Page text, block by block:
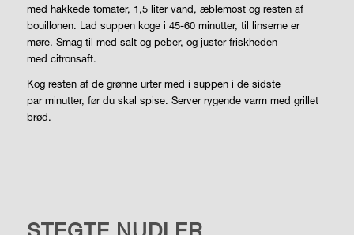
med hakkede tomater, 1,5 liter vand, æblemost og resten af
bouillonen. Lad suppen koge i 45-60 minutter, til linserne er
møre. Smag til med salt og peber, og juster friskheden
med citronsaft.
Kog resten af de grønne urter med i suppen i de sidste
par minutter, før du skal spise. Server rygende varm med grillet
brød.